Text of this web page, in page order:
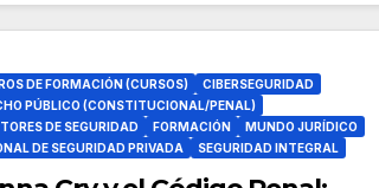
DE FORMACIÓN (CURSOS)
CIBERSEGURIDAD
PÚBLICO (CONSTITUCIONAL/PENAL)
DE SEGURIDAD
FORMACIÓN
MUNDO JURÍDICO
DE SEGURIDAD PRIVADA
SEGURIDAD INTEGRAL